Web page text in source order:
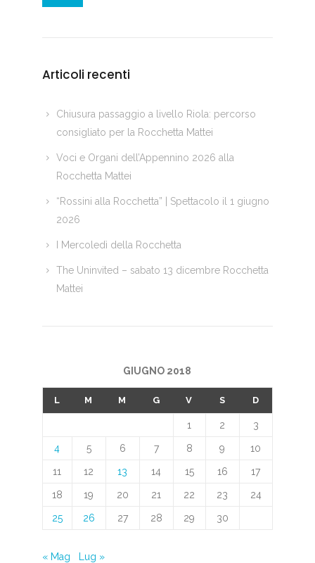
Articoli recenti
Chiusura passaggio a livello Riola: percorso
consigliato per la Rocchetta Mattei
Voci e Organi dell’Appennino 2026 alla
Rocchetta Mattei
“Rossini alla Rocchetta” | Spettacolo il 1 giugno
2026
I Mercoledì della Rocchetta
The Uninvited – sabato 13 dicembre Rocchetta
Mattei
GIUGNO 2018
L M M G V S D
1 2 3
4 5 6 7 8 9 10
11 12 13 14 15 16 17
18 19 20 21 22 23 24
25 26 27 28 29 30
« Mag Lug »